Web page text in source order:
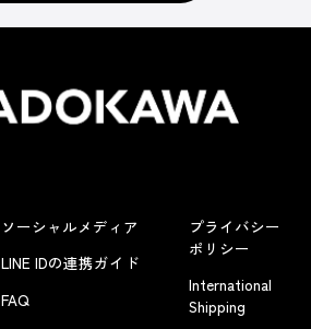
ソーシャルメディア
LINE IDの連携ガイド
FAQ
プライバシー
ポリシー
International
Shipping